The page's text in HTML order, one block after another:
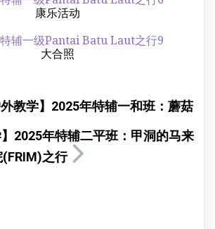
康乐活动
大合照
外教学】2025年特辅一和班：蘑菇
】2025年特辅二平班：甲洞的马来
之行